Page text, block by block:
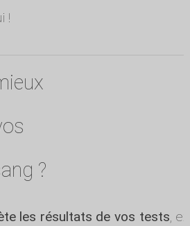
!
?
les résultats de vos tests,